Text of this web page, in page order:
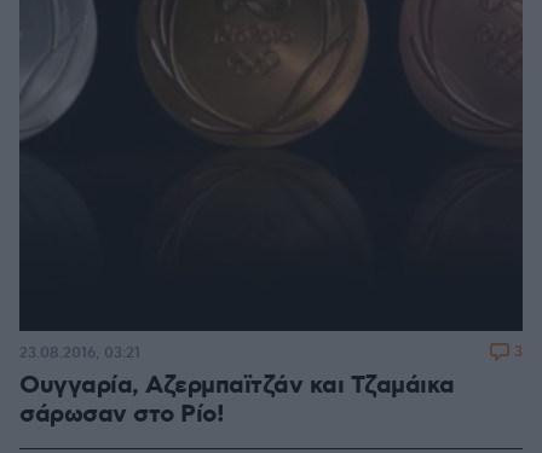
Ουγγαρία, Αζερμπαϊτζάν και Τζαμάικα
σάρωσαν στο Ρίο!
23.08.2016, 03:21 3